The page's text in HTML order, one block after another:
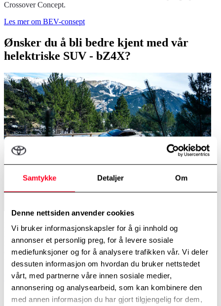
Samtykke Detaljer Om
Denne nettsiden anvender cookies
Vi bruker informasjonskapsler for å gi innhold og
annonser et personlig preg, for å levere sosiale
mediefunksjoner og for å analysere trafikken vår. Vi deler
dessuten informasjon om hvordan du bruker nettstedet
vårt, med partnerne våre innen sosiale medier,
annonsering og analysearbeid, som kan kombinere den
med annen informasjon du har gjort tilgjengelig for dem,
Crossover Concept.
Les mer om BEV-consept
Ønsker du å bli bedre kjent med vår
helektriske SUV - bZ4X?
Det er mange gode grunner til å velge bZ4X som din neste bil.
Fantastisk fremkommelighet, sikkerhet i toppklasse, god plass og
masse kjøreglede. Her finner du artikler som gir en bred oversikt
over mange av grunnene til hvorfor denne bilen kan være den rette
for deg.
Les mer
ELEKTRISK VAREBIL